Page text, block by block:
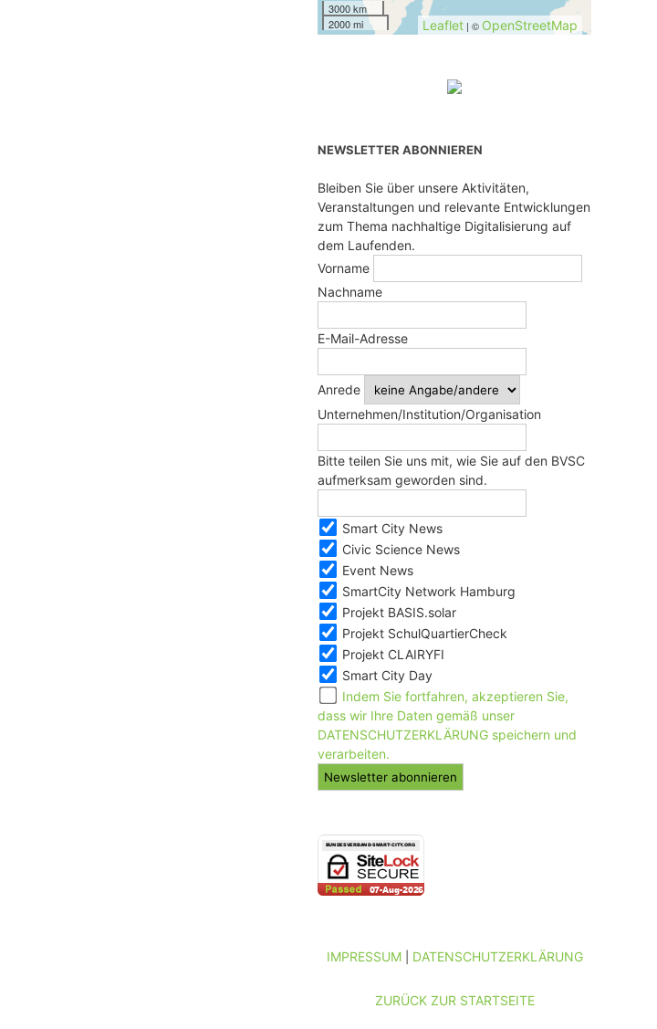
3000 km
2000 mi
Leaflet | © OpenStreetMap
NEWSLETTER ABONNIEREN
Bleiben Sie über unsere Aktivitäten,
Veranstaltungen und relevante Entwicklungen
zum Thema nachhaltige Digitalisierung auf
dem Laufenden.
Vorname
Nachname
E-Mail-Adresse
Anrede
Unternehmen/Institution/Organisation
Bitte teilen Sie uns mit, wie Sie auf den BVSC
aufmerksam geworden sind.
Smart City News
Civic Science News
Event News
SmartCity Network Hamburg
Projekt BASIS.solar
Projekt SchulQuartierCheck
Projekt CLAIRYFI
Smart City Day
Indem Sie fortfahren, akzeptieren Sie,
dass wir Ihre Daten gemäß unser
DATENSCHUTZERKLÄRUNG speichern und
verarbeiten.
IMPRESSUM| DATENSCHUTZERKLÄRUNG
ZURÜCK ZUR STARTSEITE